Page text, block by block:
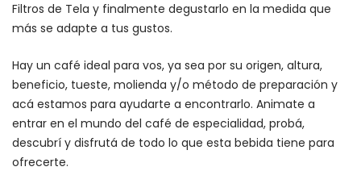
Filtros de Tela y finalmente degustarlo en la medida que
más se adapte a tus gustos.
Hay un café ideal para vos, ya sea por su origen, altura,
beneficio, tueste, molienda y/o método de preparación y
acá estamos para ayudarte a encontrarlo. Animate a
entrar en el mundo del café de especialidad, probá,
descubrí y disfrutá de todo lo que esta bebida tiene para
ofrecerte.